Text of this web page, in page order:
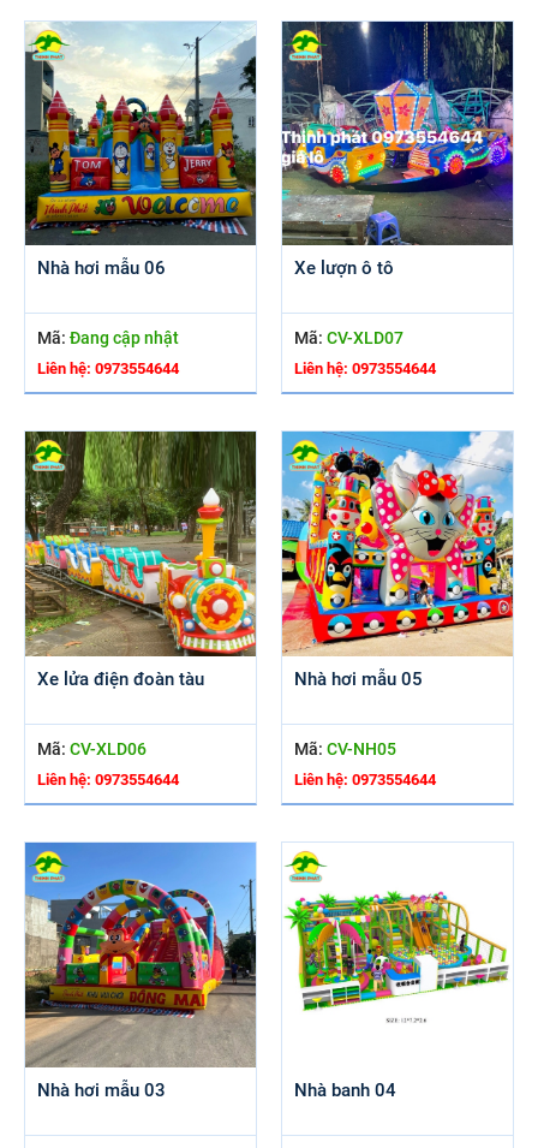
Nhà hơi mẫu 06
Mã: Đang cập nhật
Liên hệ: 0973554644
Xe lượn ô tô
Mã: CV-XLD07
Liên hệ: 0973554644
Xe lửa điện đoàn tàu
Mã: CV-XLD06
Liên hệ: 0973554644
Nhà hơi mẫu 05
Mã: CV-NH05
Liên hệ: 0973554644
Nhà hơi mẫu 03 Nhà banh 04